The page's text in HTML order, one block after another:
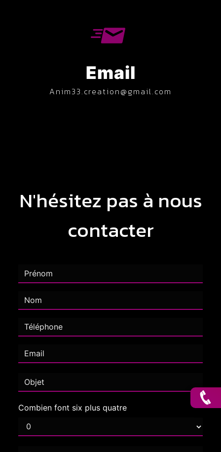
Email
anim33.creation@gmail.com
N'hésitez pas à nous
contacter
Combien font six plus quatre